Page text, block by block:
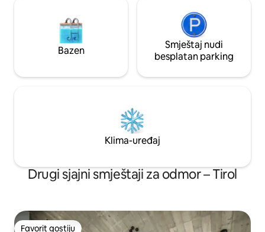
Bazen
Smještaj nudi
besplatan parking
Klima-uređaj
Drugi sjajni smještaji za odmor – Tirol
Favorit gostiju